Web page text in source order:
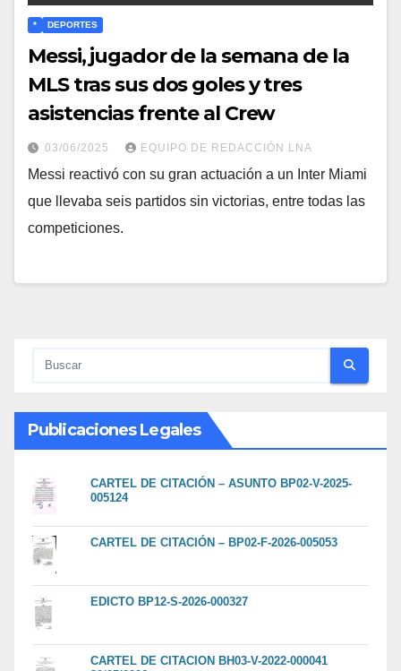
* DEPORTES
Messi, jugador de la semana de la
MLS tras sus dos goles y tres
asistencias frente al Crew
03/06/2025 EQUIPO DE REDACCIÓN LNA
Messi reactivó con su gran actuación a un Inter Miami
que llevaba seis partidos sin victorias, entre todas las
competiciones.
Publicaciones Legales
CARTEL DE CITACIÓN – ASUNTO BP02-V-2025-
005124
CARTEL DE CITACIÓN – BP02-F-2026-005053
EDICTO BP12-S-2026-000327
CARTEL DE CITACION BH03-V-2022-000041